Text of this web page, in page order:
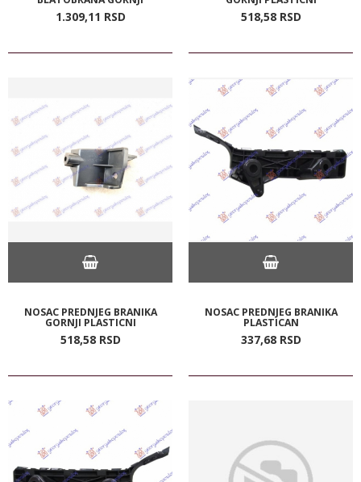
1.309,11 RSD 518,58 RSD
NOSAC PREDNJEG BRANIKA
GORNJI PLASTICNI
518,58 RSD
NOSAC PREDNJEG BRANIKA
PLASTICAN
337,68 RSD